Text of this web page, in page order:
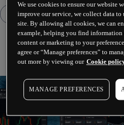
We use cookies to ensure our website
improve our service, we collect data to
site. By allowing all cookies, we can
example, helping you find
content or marketing to your
agree or “Manage preferences” to
out more by viewing our Cookie
MANAGE PREFERENCES